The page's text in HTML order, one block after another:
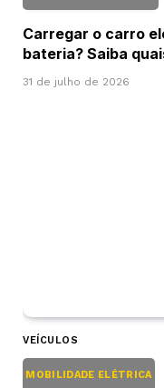
Carregar o carro
bateria? Saiba
31 de julho de 2026
VEÍCULOS
MOBILIDADE ELÉTRICA